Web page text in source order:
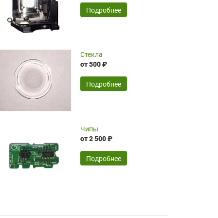
временные затраты по достаточно
оптимизированной стоимости, чему
чрезмерно благодарны!)))
SERGEY FOURSOV,24.04.2026
широкий ассортимент ламп, как оригиналов,
так и аналогов.Быстрое оформление и
передача в доставку, приемлемые цены. Мне
понравилось.
Читать полностью
16.04.2026
Подробнее
Стекла
от 500 ₽
Подробнее
Чипы
от 2 500 ₽
Подробнее